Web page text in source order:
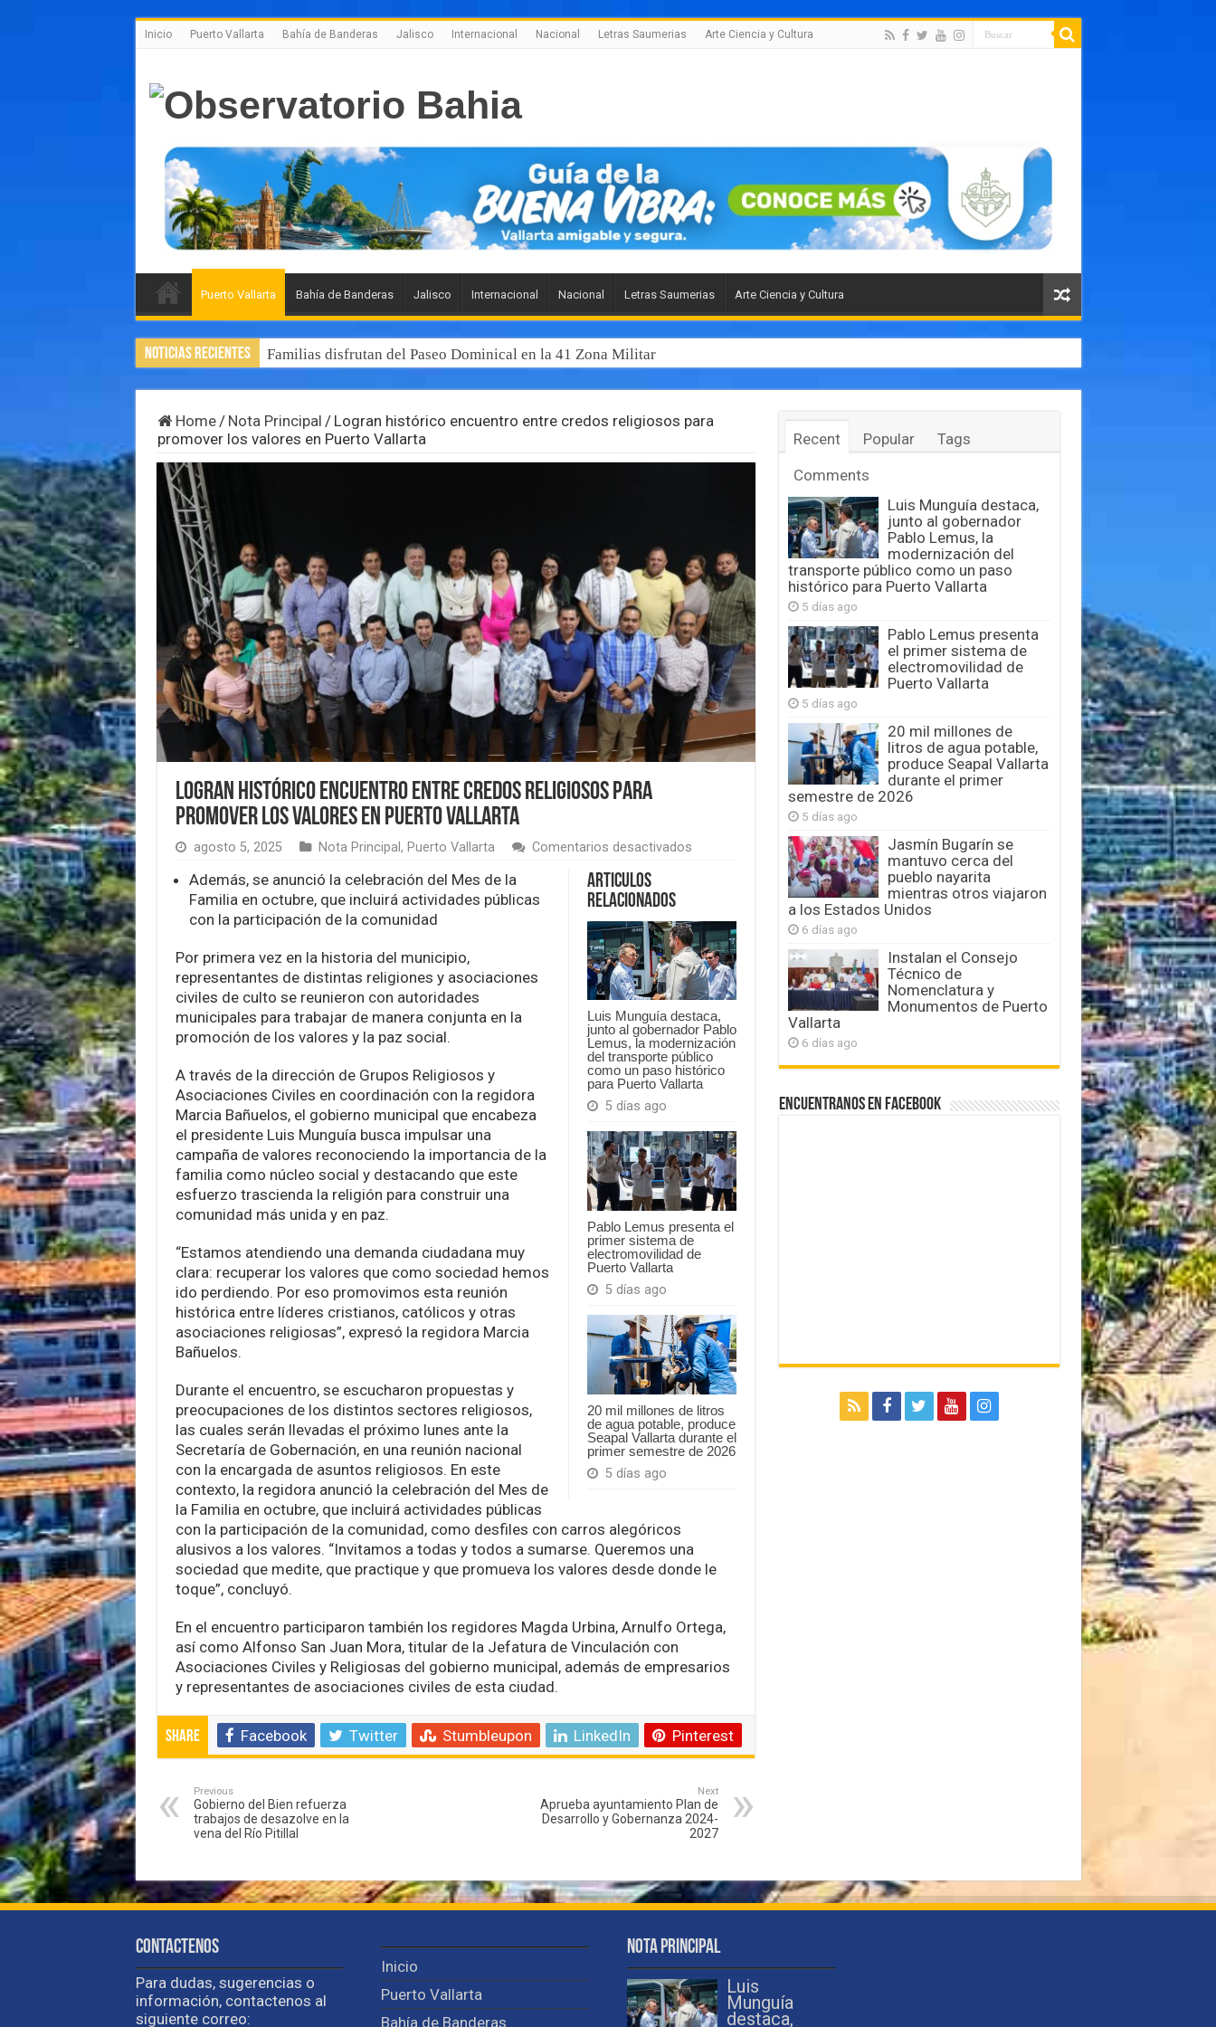
Inicio Puerto Vallarta Bahía de Banderas Jalisco Internacional Nacional Letras Saumerias Arte Ciencia y Cultura
Puerto Vallarta Bahía de Banderas Jalisco Internacional Nacional Letras Saumerias Arte Ciencia y Cultura
Noticias Recientes Familias disfrutan del Paseo Dominical en la 41 Zona Militar
Home / Nota Principal / Logran histórico encuentro entre credos religiosos para
promover los valores en Puerto Vallarta
Logran histórico encuentro entre credos religiosos para
promover los valores en Puerto Vallarta
agosto 5, 2025 Nota Principal , Puerto Vallarta Comentarios desactivadosen
credos
religiosos
para
promover
los
valores
en
Puerto
Vallarta
Articulos
Relacionados
Luis Munguía destaca,
junto al gobernador Pablo
Lemus, la modernización
del transporte público
como un paso histórico
para Puerto Vallarta
5 días ago
Pablo Lemus presenta el
primer sistema de
electromovilidad de
Puerto Vallarta
5 días ago
20 mil millones de litros
de agua potable, produce
Seapal Vallarta durante el
primer semestre de 2026
5 días ago
Además, se anunció la celebración del Mes de la
Familia en octubre, que incluirá actividades públicas
con la participación de la comunidad
Por primera vez en la historia del municipio,
representantes de distintas religiones y asociaciones
civiles de culto se reunieron con autoridades
municipales para trabajar de manera conjunta en la
promoción de los valores y la paz social.
A través de la dirección de Grupos Religiosos y
Asociaciones Civiles en coordinación con la regidora
Marcia Bañuelos, el gobierno municipal que encabeza
el presidente Luis Munguía busca impulsar una
campaña de valores reconociendo la importancia de la
familia como núcleo social y destacando que este
esfuerzo trascienda la religión para construir una
comunidad más unida y en paz.
“Estamos atendiendo una demanda ciudadana muy
clara: recuperar los valores que como sociedad hemos
ido perdiendo. Por eso promovimos esta reunión
histórica entre líderes cristianos, católicos y otras
asociaciones religiosas”, expresó la regidora Marcia
Bañuelos.
Durante el encuentro, se escucharon propuestas y
preocupaciones de los distintos sectores religiosos,
las cuales serán llevadas el próximo lunes ante la
Secretaría de Gobernación, en una reunión nacional
con la encargada de asuntos religiosos. En este
contexto, la regidora anunció la celebración del Mes de
la Familia en octubre, que incluirá actividades públicas
con la participación de la comunidad, como desfiles con carros alegóricos
alusivos a los valores. “Invitamos a todas y todos a sumarse. Queremos una
sociedad que medite, que practique y que promueva los valores desde donde le
toque”, concluyó.
En el encuentro participaron también los regidores Magda Urbina, Arnulfo Ortega,
así como Alfonso San Juan Mora, titular de la Jefatura de Vinculación con
Asociaciones Civiles y Religiosas del gobierno municipal, además de empresarios
y representantes de asociaciones civiles de esta ciudad.
Share Facebook Twitter Stumbleupon LinkedIn Pinterest
Previous
Gobierno del Bien refuerza
trabajos de desazolve en la
vena del Río Pitillal
Next
Aprueba ayuntamiento Plan de
Desarrollo y Gobernanza 2024-
2027
Recent Popular
Tags
Comments
Luis Munguía destaca,
junto al gobernador
Pablo Lemus, la
modernización del
transporte público como un paso
histórico para Puerto Vallarta
5 días ago
Pablo Lemus presenta
el primer sistema de
electromovilidad de
Puerto Vallarta
5 días ago
20 mil millones de
litros de agua potable,
produce Seapal Vallarta
durante el primer
semestre de 2026
5 días ago
Jasmín Bugarín se
mantuvo cerca del
pueblo nayarita
mientras otros viajaron
a los Estados Unidos
6 días ago
Instalan el Consejo
Técnico de
Nomenclatura y
Monumentos de Puerto
Vallarta
6 días ago
Encuentranos en Facebook
Contactenos
Para dudas, sugerencias o
información, contactenos al
siguiente correo:
Inicio
Puerto Vallarta
Bahía de Banderas
Nota Principal
Luis
Munguía
destaca,